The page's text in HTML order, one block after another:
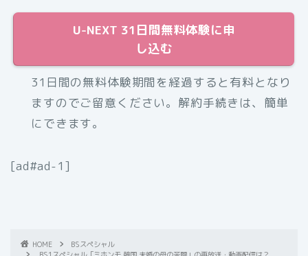
U-NEXT 31日間無料体験に申
し込む
31日間の無料体験期間を経過すると有料となり
ますのでご留意ください。解約手続きは、簡単
にできます。
[ad#ad-1]
HOME
BSスペシャル